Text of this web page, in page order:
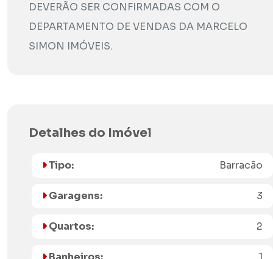
DEVERÃO SER CONFIRMADAS COM O
DEPARTAMENTO DE VENDAS DA MARCELO
SIMON IMÓVEIS.
Detalhes do Imóvel
Tipo: Barracão
Garagens: 3
Quartos: 2